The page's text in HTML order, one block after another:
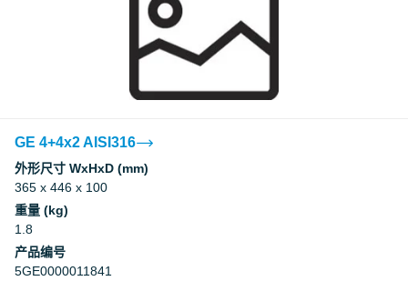
GE 4+4x2 AISI316
外形尺寸 WxHxD (mm)
365 x 446 x 100
重量 (kg)
1.8
产品编号
5GE0000011841